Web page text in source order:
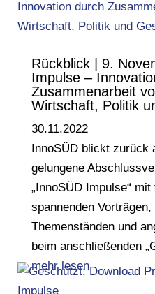
Rückblick | 9.
Impulse –
Zusammenarbeit
Wirtschaft, Politik
30.11.2022
InnoSÜD blickt zurück
gelungene
„InnoSÜD Impulse“
spannenden
Themenständen und
beim anschließenden
mehr lesen